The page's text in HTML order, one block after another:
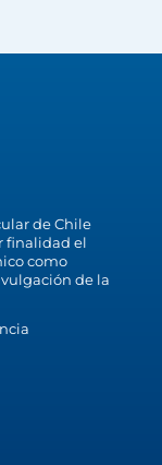
de Chile
finalidad el
como
de la